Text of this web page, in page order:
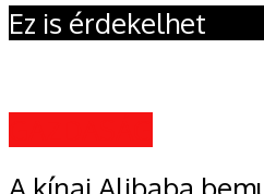
Ez is érdekelhet